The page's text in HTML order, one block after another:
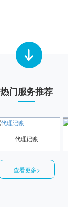
热门服务推荐
代理记账
查看更多>